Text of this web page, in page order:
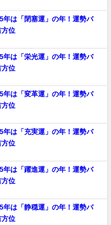
年は「閉塞運」の年！運勢バ
方位
年は「栄光運」の年！運勢バ
方位
年は「変革運」の年！運勢バ
方位
年は「充実運」の年！運勢バ
方位
年は「躍進運」の年！運勢バ
方位
年は「静穏運」の年！運勢バ
方位